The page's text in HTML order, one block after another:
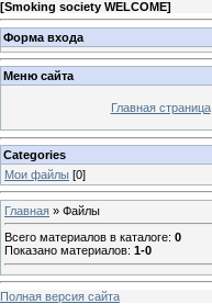
[Smoking society WELCOME]
Форма входа
Меню сайта
Главная страница
Categories
Мои файлы [0]
Главная » Файлы
Всего материалов в каталоге: 0
Показано материалов: 1-0
Полная версия сайта